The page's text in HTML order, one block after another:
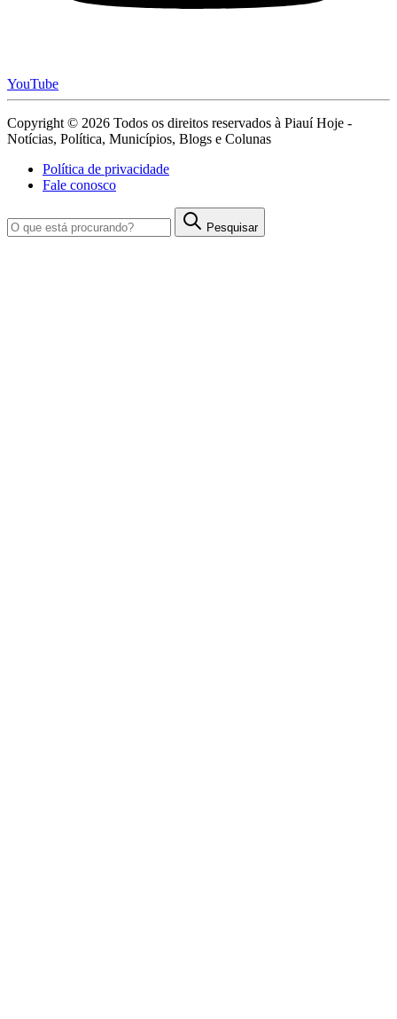
YouTube
Copyright © 2026 Todos os direitos reservados à Piauí Hoje -
Notícias, Política, Municípios, Blogs e Colunas
Política de privacidade
Fale conosco
Pesquisar